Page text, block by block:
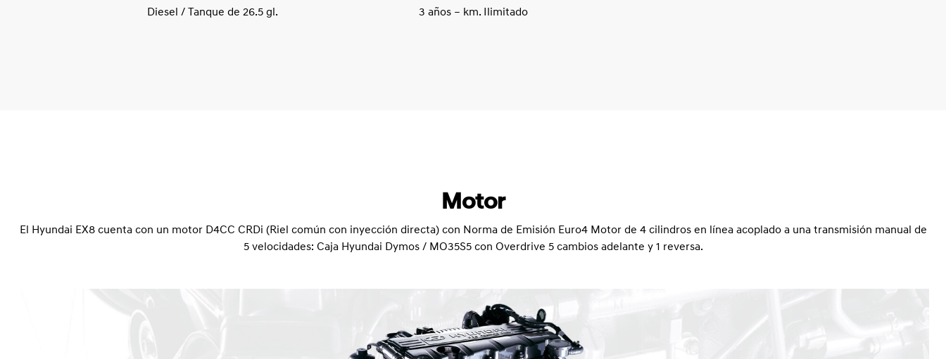
Diesel / Tanque de 26.5 gl. 3 años – km. Ilimitado
Motor
El Hyundai EX8 cuenta con un motor D4CC CRDi (Riel común con inyección directa) con Norma de Emisión Euro4 Motor de 4 cilindros en línea acoplado a una transmisión manual de
5 velocidades: Caja Hyundai Dymos / MO35S5 con Overdrive 5 cambios adelante y 1 reversa.